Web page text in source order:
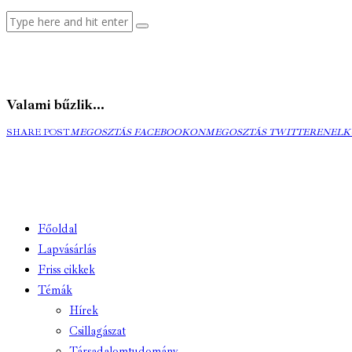
Valami bűzlik...
SHARE POSTMEGOSZTÁS
MEGOSZTÁS FACEBOOKONMEGOSZTÁS
MEGOSZTÁS TWITTEREN
Főoldal
Lapvásárlás
Friss cikkek
Témák
Hírek
Csillagászat